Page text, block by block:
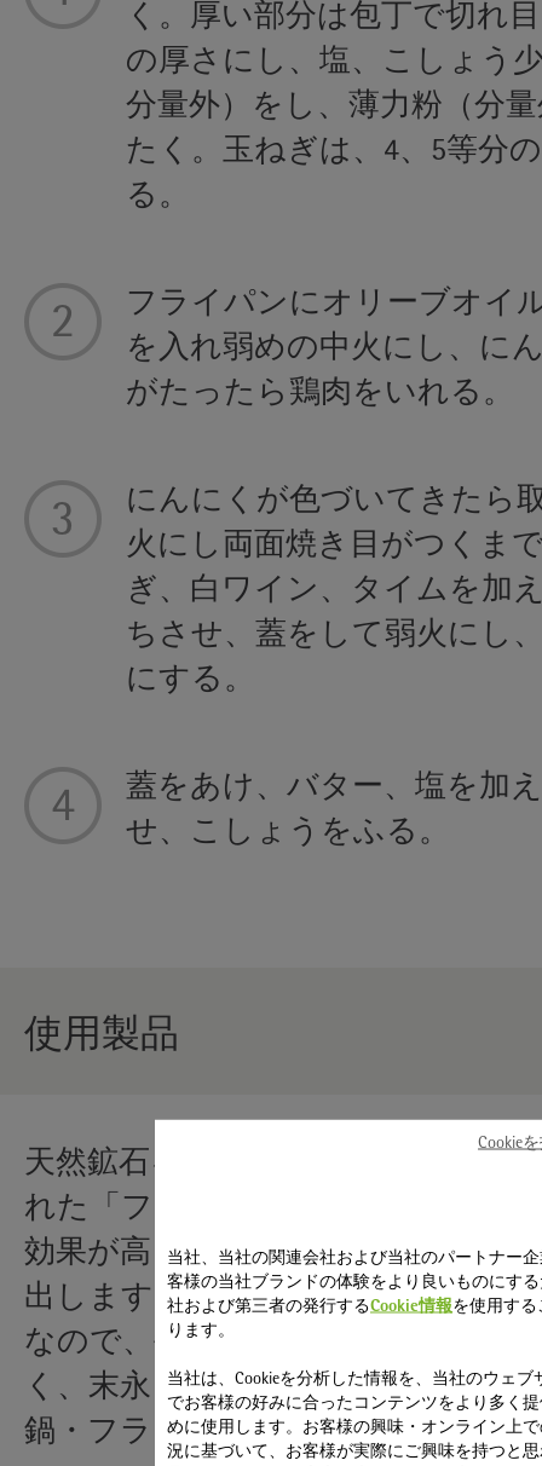
く。厚い部分は包丁で切れ
の厚さにし、塩、こしょう
分量外）をし、薄力粉（分
たく。玉ねぎは、4、5等分
る。
フライパンにオリーブオイ
を入れ弱めの中火にし、に
がたったら鶏肉をいれる。
にんにくが色づいてきたら
火にし両面焼き目がつくま
ぎ、白ワイン、タイムを加
ちさせ、蓋をして弱火にし
にする。
蓋をあけ、バター、塩を加
せ、こしょうをふる。
使用製品
天然鉱石を使用した独自のミネラ
れた「フュージョンテック ミネラ
効果が高く、食材そのものの旨み
出します。頑丈で傷つきにくく、
なので、毎日の料理を美味しく仕
く、末永く使える丈夫さも兼ね備
鍋・フライパンシリーズです。
当社、当社の関連会社および当社のパートナー
客様の当社ブランドの体験をより良いものにす
社および第三者の発行するCookie情報を使用する
ります。
当社は、Cookieを分析した情報を、当社のウェブ
でお客様の好みに合ったコンテンツをより多く
めに使用します。お客様の興味・オンライン上
況に基づいて、お客様が実際にご興味を持つと
Cookie